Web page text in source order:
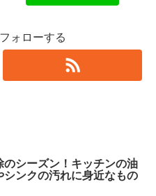
ォローする
のシーズン！キッチンの油
シンクの汚れに身近なもの